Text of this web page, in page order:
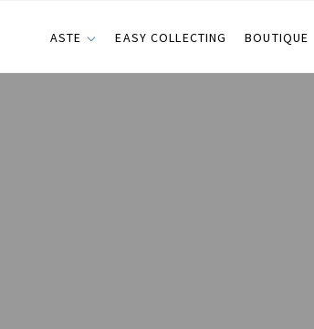
ASTE EASY COLLECTING BOUTIQUE